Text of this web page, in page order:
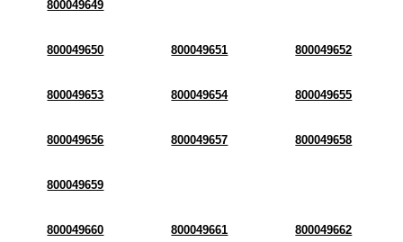
800049649
800049650 800049651 800049652
800049653 800049654 800049655
800049656 800049657 800049658
800049659
800049660 800049661 800049662